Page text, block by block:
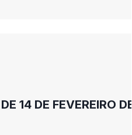
14 DE FEVEREIRO